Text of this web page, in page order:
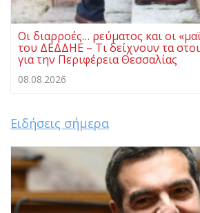
Οι διαρροές… ρεύματος και οι
του ΔΕΔΔΗΕ – Τι δείχνουν τα
για την Περιφέρεια Θεσσαλίας
08.08.2026
Ειδήσεις σήμερα